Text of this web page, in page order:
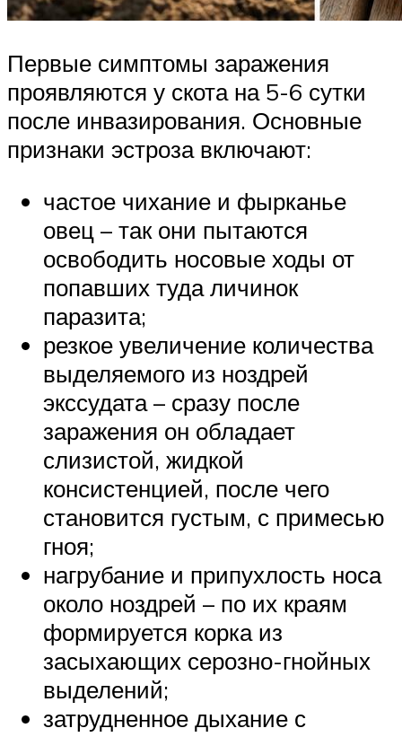
Первые симптомы заражения
проявляются у скота на 5-6 сутки
после инвазирования. Основные
признаки эстроза включают:
частое чихание и фырканье
овец – так они пытаются
освободить носовые ходы от
попавших туда личинок
паразита;
резкое увеличение количества
выделяемого из ноздрей
экссудата – сразу после
заражения он обладает
слизистой, жидкой
консистенцией, после чего
становится густым, с примесью
гноя;
нагрубание и припухлость носа
около ноздрей – по их краям
формируется корка из
засыхающих серозно-гнойных
выделений;
затрудненное дыхание с